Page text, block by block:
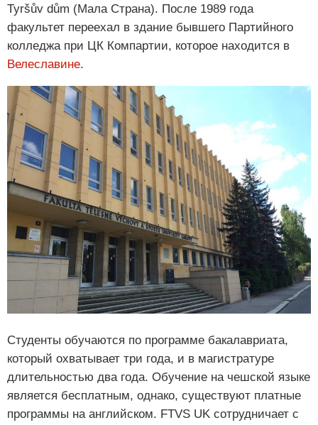
Tyršův dům (Мала Страна). После 1989 года
факультет переехал в здание бывшего Партийного
колледжа при ЦК Компартии, которое находится в
Велеславине.
Студенты обучаются по программе бакалавриата,
который охватывает три года, и в магистратуре
длительностью два года. Обучение на чешской языке
является бесплатным, однако, существуют платные
программы на английском. FTVS UK сотрудничает с